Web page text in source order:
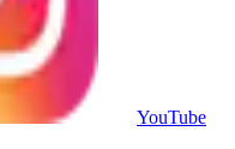
YouTube